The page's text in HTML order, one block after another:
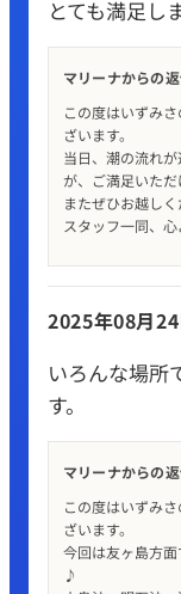
とても満足し
マリーナからの
この度はいずみ
ざいます。
当日、潮の流れ
が、ご満足いた
またぜひお越しく
スタッフ一同、
2025年08月
いろんな場所
す。
マリーナからの
この度はいずみ
ざいます。
今回は友ヶ島方
♪